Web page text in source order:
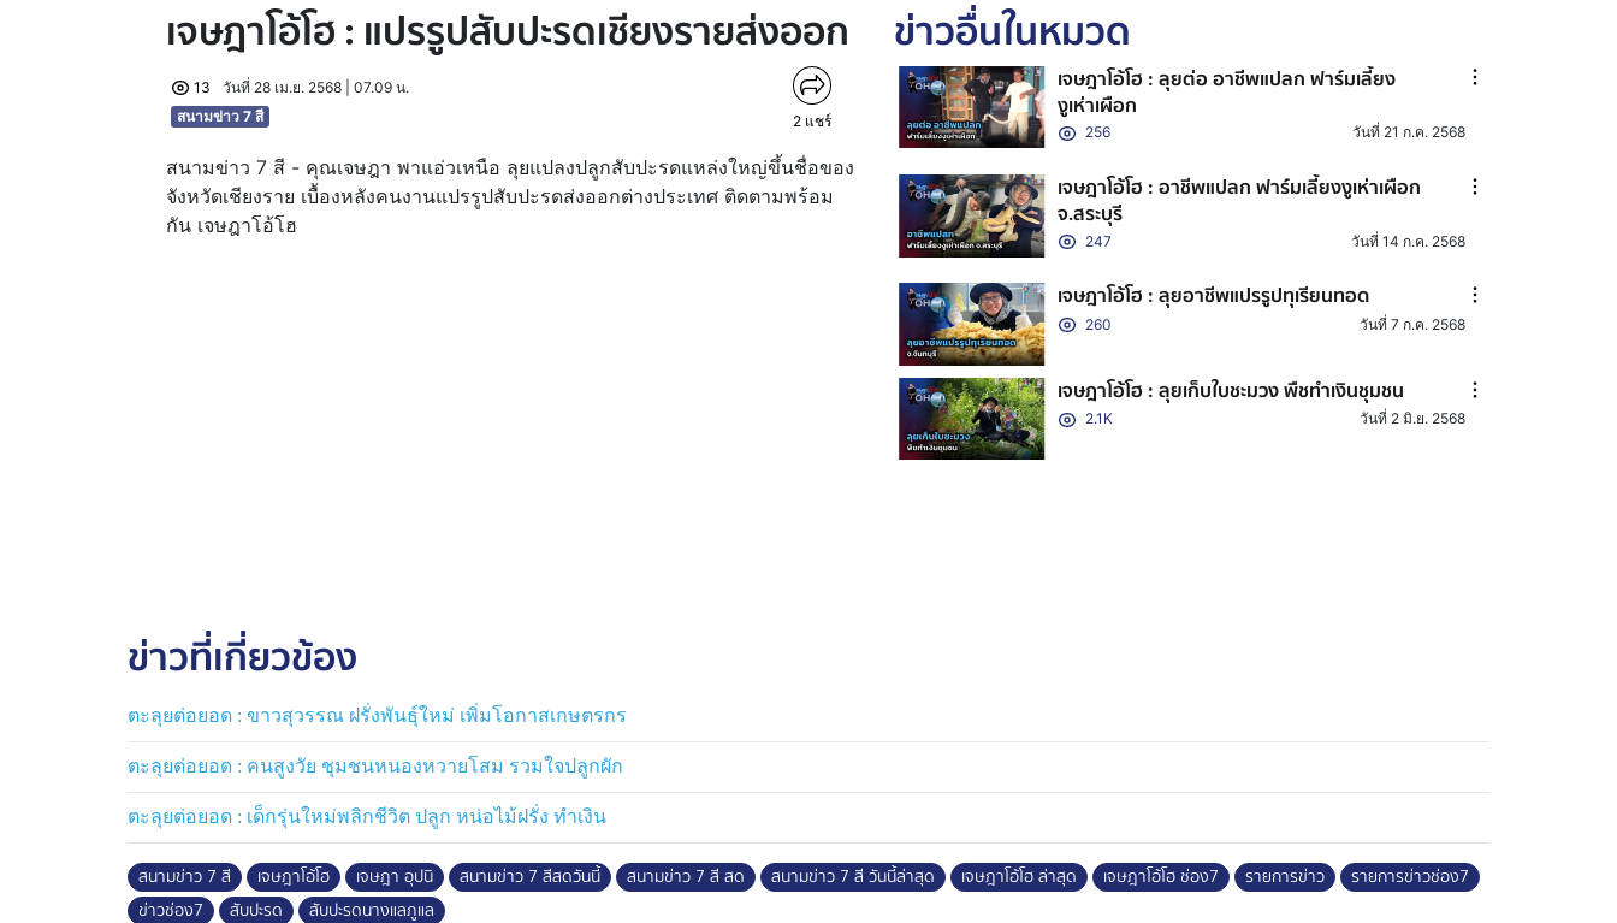
เจษฎาโอ้โฮ : แปรรูปสับปะรดเชียงรายส่งออก
13
วันที่ 28 เม.ย. 2568 | 07.09 น.
สนามข่าว 7 สี
2 แชร์
สนามข่าว 7 สี - คุณเจษฎา พาแอ่วเหนือ ลุยแปลงปลูกสับปะรดแหล่งใหญ่ขึ้นชื่อของ
จังหวัดเชียงราย เบื้องหลังคนงานแปรรูปสับปะรดส่งออกต่างประเทศ ติดตามพร้อม
กัน เจษฎาโอ้โฮ
ข่าวอื่นในหมวด
เจษฎาโอ้โฮ : ลุยต่อ อาชีพแปลก ฟาร์มเลี้ยง
งูเห่าเผือก
256 วันที่ 21 ก.ค. 2568
เจษฎาโอ้โฮ : อาชีพแปลก ฟาร์มเลี้ยงงูเห่าเผือก
จ.สระบุรี
247 วันที่ 14 ก.ค. 2568
เจษฎาโอ้โฮ : ลุยอาชีพแปรรูปทุเรียนทอด
260 วันที่ 7 ก.ค. 2568
เจษฎาโอ้โฮ : ลุยเก็บใบชะมวง พืชทำเงินชุมชน
2.1K วันที่ 2 มิ.ย. 2568
ข่าวที่เกี่ยวข้อง
ตะลุยต่อยอด : ขาวสุวรรณ ฝรั่งพันธุ์ใหม่ เพิ่มโอกาสเกษตรกร
ตะลุยต่อยอด : คนสูงวัย ชุมชนหนองหวายโสม รวมใจปลูกผัก
ตะลุยต่อยอด : เด็กรุ่นใหม่พลิกชีวิต ปลูก หน่อไม้ฝรั่ง ทำเงิน
สนามข่าว 7 สี เจษฎาโอ้โฮ เจษฎา อุปนิ สนามข่าว 7 สีสดวันนี้ สนามข่าว 7 สี สด สนามข่าว 7 สี วันนี้ล่าสุด เจษฎาโอ้โฮ ล่าสุด เจษฎาโอ้โฮ ช่อง7 รายการข่าว
รายการข่าวช่อง7
ข่าวช่อง7
สับปะรด สับปะรดนางแลภูแล